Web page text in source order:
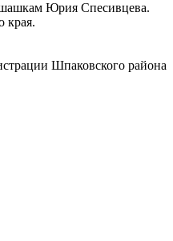
шашкам Юрия Спесивцева.
края.
Шпаковского района